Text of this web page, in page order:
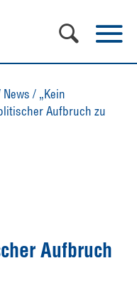
News / „Kein
Aufbruch zu
Aufbruch